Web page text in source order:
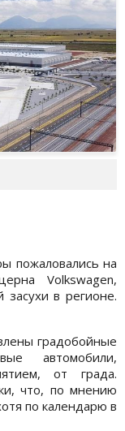
пожаловались на
Volkswagen,
засухи в регионе.
градобойные
автомобили,
от града.
что, по мнению
по календарю в